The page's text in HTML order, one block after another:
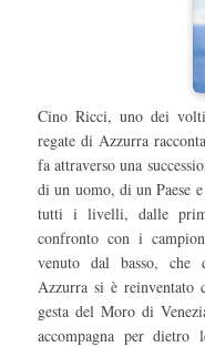
Cino Ricci, uno dei
regate di Azzurra
fa attraverso una
di un uomo, di un Paese
tutti i livelli, dalle
confronto con i
venuto dal basso, che
Azzurra si è reinventato
gesta del Moro di
accompagna per